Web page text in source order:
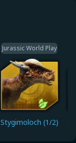
Jurassic World Play
Stygimoloch (1/2)